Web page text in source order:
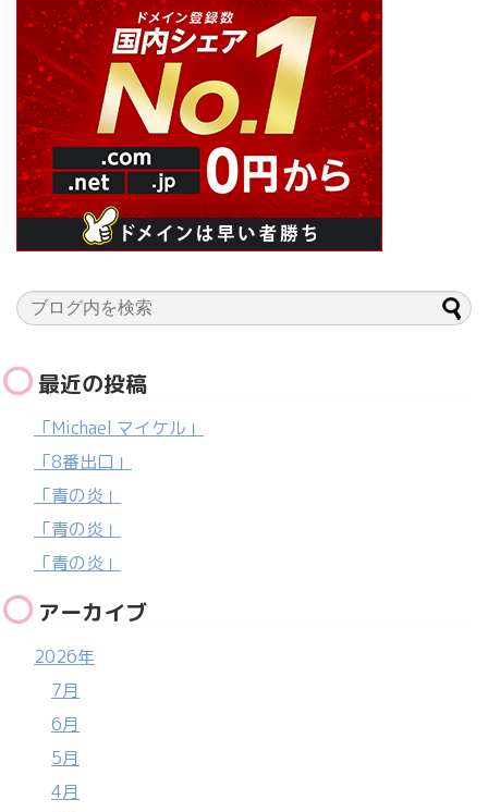
最近の投稿
「Michael マイケル」
「8番出口」
「青の炎」
「青の炎」
「青の炎」
アーカイブ
2026年
7月
6月
5月
4月